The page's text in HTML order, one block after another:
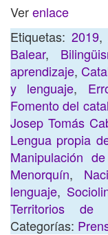
Verenlace
Etiquetas: 2019,
Balear,
aprendizaje,
y lenguaje,
Fomento del
Josep Tomás
Lengua propia
Manipulación
Menorquín,
lenguaje,
Territorios de
Categorías: